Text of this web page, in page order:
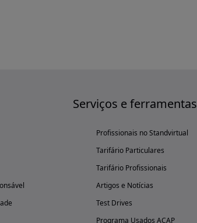
Serviços e ferramentas
Profissionais no Standvirtual
Tarifário Particulares
Tarifário Profissionais
Artigos e Notícias
Test Drives
Programa Usados ACAP